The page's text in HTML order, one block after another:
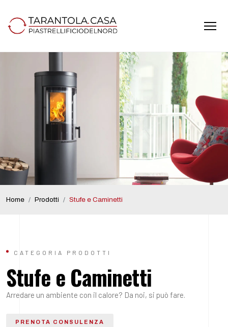
Home Prodotti Stufe e Caminetti
CATEGORIA PRODOTTI
Stufe e Caminetti
Arredare un ambiente con il calore? Da noi, si può fare.
PRENOTA CONSULENZA